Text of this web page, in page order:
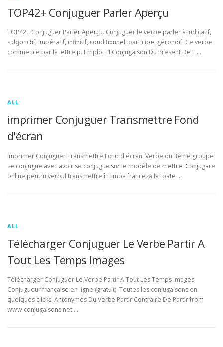
TOP42+ Conjuguer Parler Aperçu
TOP42+ Conjuguer Parler Aperçu. Conjuguer le verbe parler à indicatif,
subjonctif, impératif, infinitif, conditionnel, participe, gérondif. Ce verbe
commence par la lettre p. Emploi Et Conjugaison Du Present De L …
ALL
imprimer Conjuguer Transmettre Fond
d'écran
imprimer Conjuguer Transmettre Fond d'écran. Verbe du 3ème groupe
se conjugue avec avoir se conjugue sur le modèle de mettre. Conjugare
online pentru verbul transmettre în limba franceză la toate …
ALL
Télécharger Conjuguer Le Verbe Partir A
Tout Les Temps Images
Télécharger Conjuguer Le Verbe Partir A Tout Les Temps Images.
Conjugueur française en ligne (gratuit). Toutes les conjugaisons en
quelques clicks. Antonymes Du Verbe Partir Contraire De Partir from
www.conjugaisons.net …